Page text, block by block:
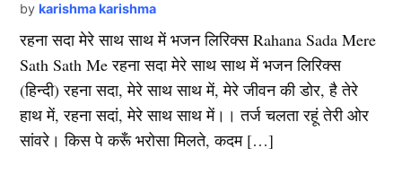
by karishma karishma
रहना सदा मेरे साथ साथ में भजन लिरिक्स Rahana Sada Mere
Sath Sath Me रहना सदा मेरे साथ साथ में भजन लिरिक्स
(हिन्दी) रहना सदा, मेरे साथ साथ में, मेरे जीवन की डोर, है तेरे
हाथ में, रहना सदां, मेरे साथ साथ में।। तर्ज चलता रहूं तेरी ओर
सांवरे। किस पे करूँ भरोसा मिलते, कदम […]